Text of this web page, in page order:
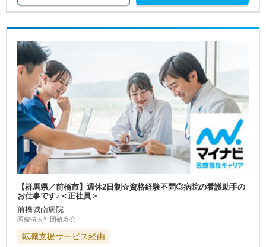
【群馬県／前橋市】週休2日制☆資格経験不問◎病院の看護助手の
お仕事です♪＜正社員＞
前橋城南病院
医療法人社団敬寿会
転職支援サービス経由